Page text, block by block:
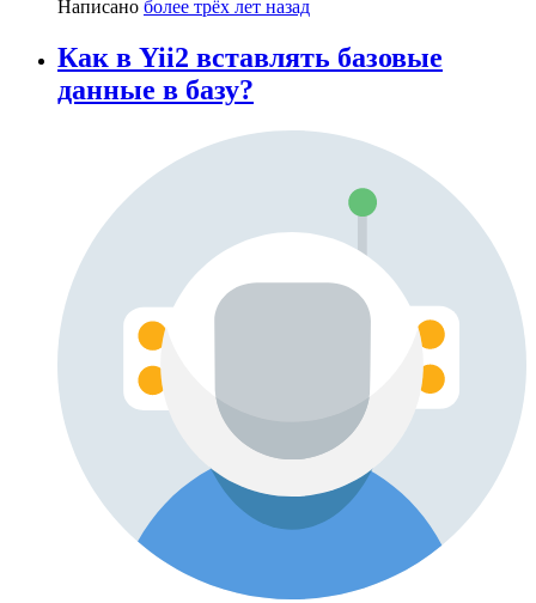
Написано более трёх лет назад
Как в Yii2 вставлять базовые
данные в базу?